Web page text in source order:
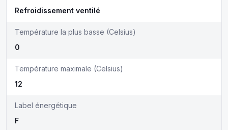
Refroidissement ventilé
Température la plus basse (Celsius)
0
Température maximale (Celsius)
12
Label énergétique
F